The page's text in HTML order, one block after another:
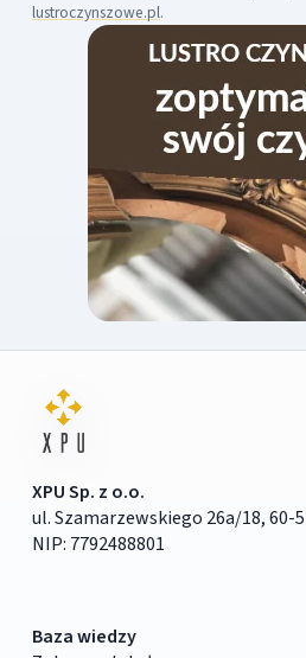
lustroczynszowe.pl.
XPU Sp. z o.o.
ul. Szamarzewskiego 26a/18, 60-
NIP: 7792488801
Baza wiedzy